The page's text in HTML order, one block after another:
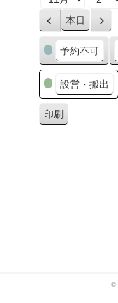
月
日
年
前
へ
本日
次
へ
カ
テ
ゴ
リ
ー
予約不可
設営・搬出
印刷
©